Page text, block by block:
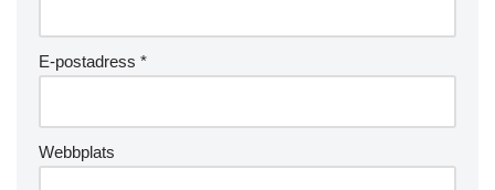
E-postadress *
Webbplats